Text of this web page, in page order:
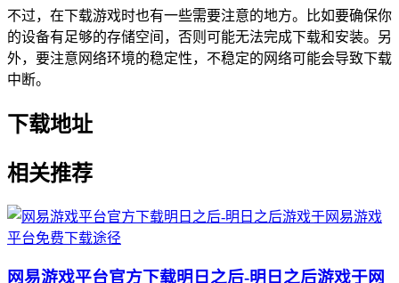
不过，在下载游戏时也有一些需要注意的地方。比如要确保你
的设备有足够的存储空间，否则可能无法完成下载和安装。另
外，要注意网络环境的稳定性，不稳定的网络可能会导致下载
中断。
下载地址
相关推荐
网易游戏平台官方下载明日之后-明日之后游戏于网